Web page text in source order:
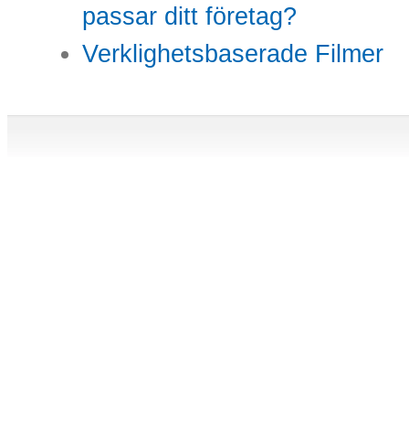
passar ditt företag?
Verklighetsbaserade Filmer